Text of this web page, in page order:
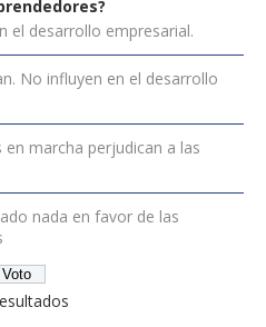
el desarrollo empresarial.
No influyen en el desarrollo
marcha perjudican a las
nada en favor de las